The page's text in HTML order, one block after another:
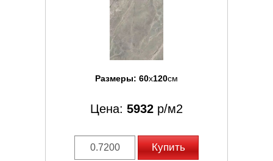
Размеры: 60x120см
Цена: 5932 р/м2
Купить